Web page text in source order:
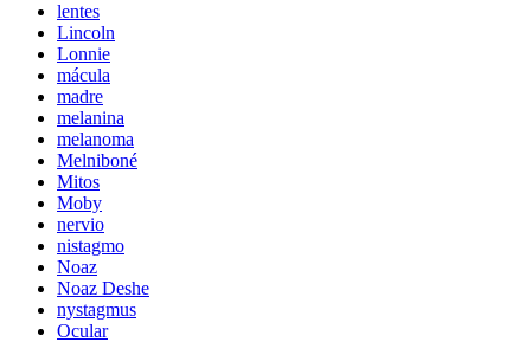
lentes
Lincoln
Lonnie
mácula
madre
melanina
melanoma
Melniboné
Mitos
Moby
nervio
nistagmo
Noaz
Noaz Deshe
nystagmus
Ocular